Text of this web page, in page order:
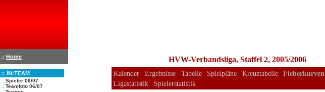
.: Home
:: IN:TEAM
.: Spieler 06/07
.: Teamfoto 06/07
HVW-Verbandsliga, Staffel 2, 2005/2006
Kalender Ergebnisse Tabelle Spielpläne Kreuztabelle
Fieberkurven
Ligastatistik
Spielerstatistik